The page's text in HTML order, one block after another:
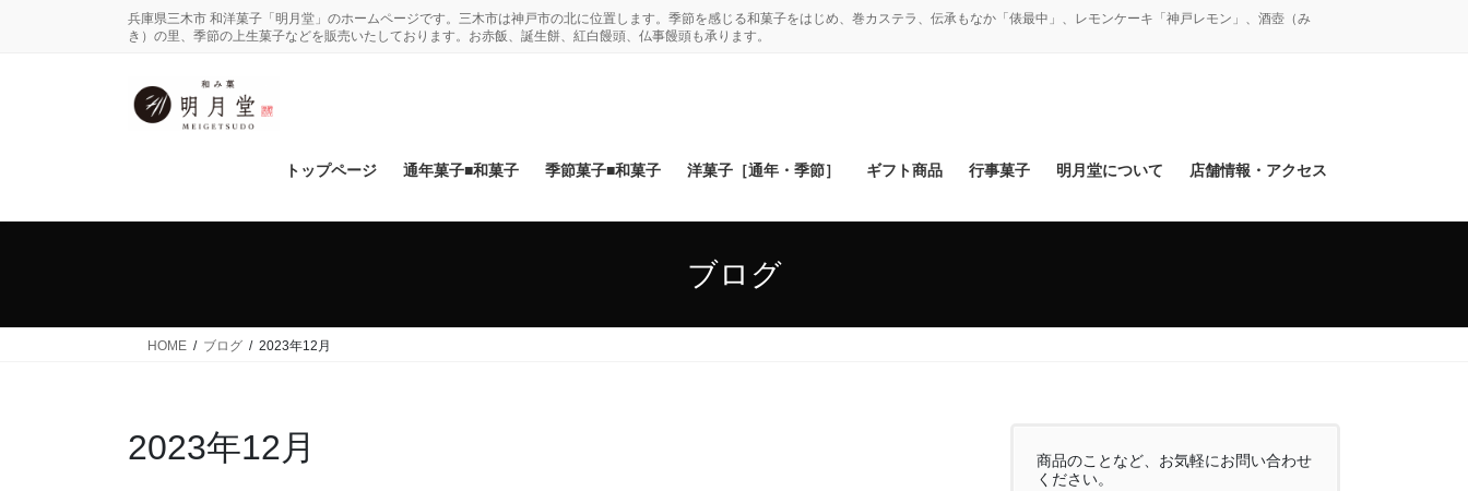
移
兵庫県三木市 和洋菓子「明月堂」のホームページです。三木市は神戸市の北に位置します。季節を感じる和菓子をはじめ、巻カステラ、伝承もなか「俵最中」、レモンケーキ「神戸レモン」、酒壺（み
き）の里、季節の上生菓子などを販売いたしております。お赤飯、誕生餅、紅白饅頭、仏事饅頭も承ります。
トップページ 通年菓子■和菓子 季節菓子■和菓子 洋菓子［通年・季節］ ギフト商品 行事菓子 明月堂について 店舗情報・アクセス
ブログ
HOME ブログ 2023年12月
2023年12月
商品のことなど、お気軽にお問い合わせ
ください。